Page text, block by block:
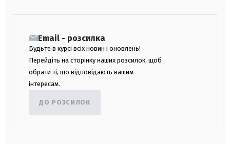
Email - розсилка
Будьте в курсі всіх новин і оновлень!
Перейдіть на сторінку наших розсилок, щоб
обрати ті, що відповідають вашим
інтересам.
ДО РОЗСИЛОК